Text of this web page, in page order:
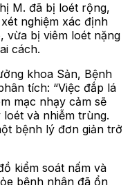
M. đã bị loét rộng,
nghiệm xác định
vừa bị viêm loét nặng
cách.
khoa Sản, Bệnh
tích: “Việc đắp lá
mạc nhạy cảm sẽ
và nhiễm trùng.
bệnh lý đơn giản trở
kiểm soát nấm và
bệnh nhân đã ổn